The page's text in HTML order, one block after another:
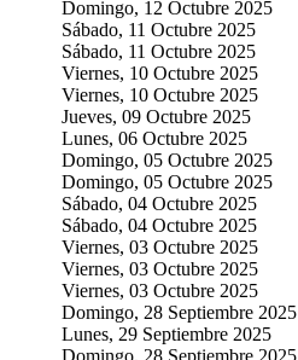
Domingo, 12 Octubre 2025
Sábado, 11 Octubre 2025
Sábado, 11 Octubre 2025
Viernes, 10 Octubre 2025
Viernes, 10 Octubre 2025
Jueves, 09 Octubre 2025
Lunes, 06 Octubre 2025
Domingo, 05 Octubre 2025
Domingo, 05 Octubre 2025
Sábado, 04 Octubre 2025
Sábado, 04 Octubre 2025
Viernes, 03 Octubre 2025
Viernes, 03 Octubre 2025
Viernes, 03 Octubre 2025
Domingo, 28 Septiembre 2025
Lunes, 29 Septiembre 2025
Domingo, 28 Septiembre 2025